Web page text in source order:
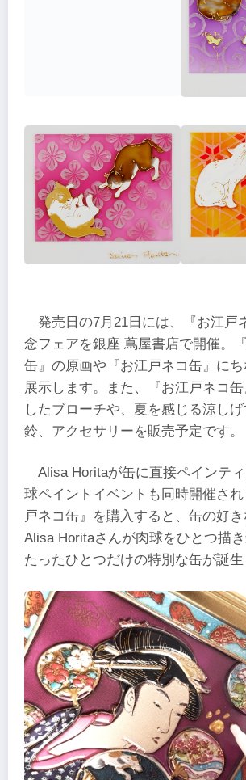
発売日の7月21日には、『お江戸
念フェアを銀座 蔦屋書店で開催。
缶』の原画や『お江戸ネコ缶』に
展示します。また、『お江戸ネコ
したブローチや、夏を感じる涼し
鈴、アクセサリーを販売予定です。
Alisa Horitaが缶に直接ペインテ
球ペイントイベントも同時開催さ
戸ネコ缶』を購入すると、缶の好き
Alisa Horitaさんが肉球をひとつ描
たったひとつだけの特別な缶が誕生